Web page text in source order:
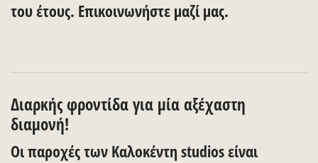
του έτους. Επικοινωνήστε μαζί μας.
Διαρκής φροντίδα για μία αξέχαστη
διαμονή!
Οι παροχές των Καλοκέντη studios είναι